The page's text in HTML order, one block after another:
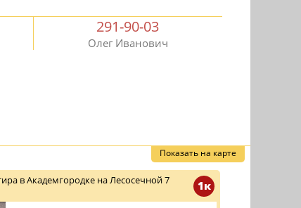
291-90-03
Олег Иванович
Показать на карте
1к
в Академгородке на Лесосечной 7